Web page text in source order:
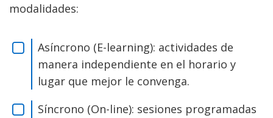
modalidades:
Asíncrono (E-learning): actividades de
manera independiente en el horario y
lugar que mejor le convenga.
Síncrono (On-line): sesiones programadas